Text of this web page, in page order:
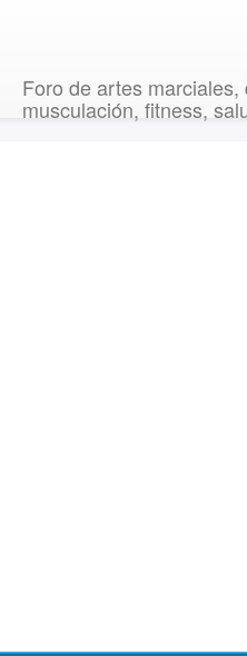
Foro de artes
musculación, fitness,